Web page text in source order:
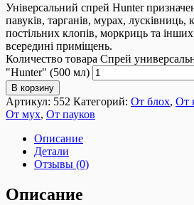
Універсальний спрей Hunter
павуків, тарганів, мурах, лусківниць,
постільних клопів, моркриць та
всередині приміщень.
Количество товара Спрей
"Hunter" (500 мл)
В корзину
Артикул: 552 Категорий: От блох, От
От мух, От пауков
Описание
Детали
Отзывы (0)
Описание